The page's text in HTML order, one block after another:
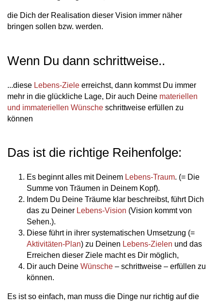
die Dich der Realisation dieser Vision immer näher
bringen sollen bzw. werden.
Wenn Du dann schrittweise..
...diese Lebens-Ziele erreichst, dann kommst Du immer
mehr in die glückliche Lage, Dir auch Deine materiellen
und immateriellen Wünsche schrittweise erfüllen zu
können
Das ist die richtige Reihenfolge:
Es beginnt alles mit Deinem Lebens-Traum. (= Die
Summe von Träumen in Deinem Kopf).
Indem Du Deine Träume klar beschreibst, führt Dich
das zu Deiner Lebens-Vision (Vision kommt von
Sehen.).
Diese führt in ihrer systematischen Umsetzung (=
Aktivitäten-Plan) zu Deinen Lebens-Zielen und das
Erreichen dieser Ziele macht es Dir möglich,
Dir auch Deine Wünsche – schrittweise – erfüllen zu
können.
Es ist so einfach, man muss die Dinge nur richtig auf die